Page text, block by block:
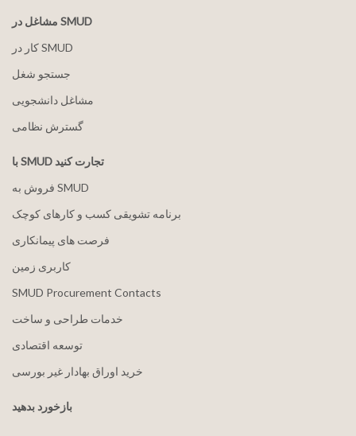
مشاغل در SMUD
کار در SMUD
جستجو شغل
مشاغل دانشجویی
گسترش نظامی
با SMUD تجارت کنید
فروش به SMUD
برنامه تشویقی کسب و کارهای کوچک
فرصت های پیمانکاری
کاربری زمین
SMUD Procurement Contacts
خدمات طراحی و ساخت
توسعه اقتصادی
خرید اوراق بهادار غیر بورسی
بازخورد بدهید